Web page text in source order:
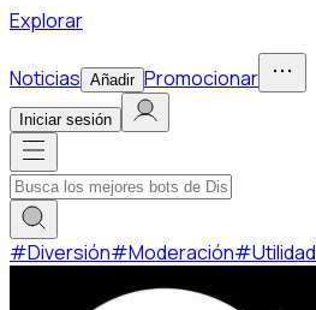
Explorar
Noticias Añadir Promocionar
Iniciar sesión
#Diversión#Moderación#Utilidad